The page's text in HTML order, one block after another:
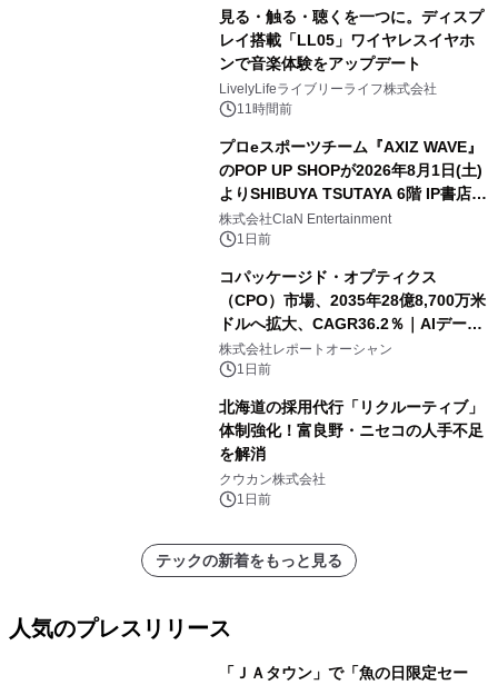
見る・触る・聴くを一つに。ディスプ
レイ搭載「LL05」ワイヤレスイヤホ
ンで音楽体験をアップデート
LivelyLifeライブリーライフ株式会社
11時間前
プロeスポーツチーム『AXIZ WAVE』
のPOP UP SHOPが2026年8月1日(土)
よりSHIBUYA TSUTAYA 6階 IP書店で
開催決定！！
株式会社ClaN Entertainment
1日前
コパッケージド・オプティクス
（CPO）市場、2035年28億8,700万米
ドルへ拡大、CAGR36.2％｜AIデータ
センター・高速光通信需要が成長を加
速
株式会社レポートオーシャン
1日前
北海道の採用代行「リクルーティブ」
体制強化！富良野・ニセコの人手不足
を解消
クウカン株式会社
1日前
テックの新着をもっと見る
人気のプレスリリース
「ＪＡタウン」で「魚の日限定セー